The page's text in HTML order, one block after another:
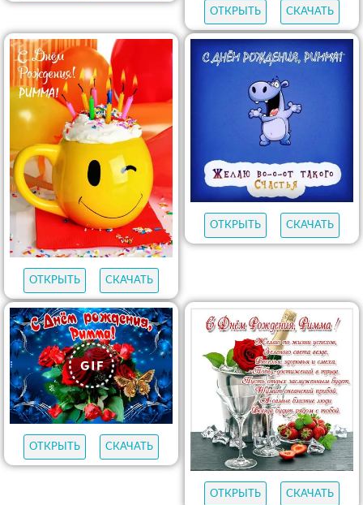
ОТКРЫТЬ СКАЧАТЬ
ОТКРЫТЬ СКАЧАТЬ
ОТКРЫТЬ СКАЧАТЬ
ОТКРЫТЬ СКАЧАТЬ
ОТКРЫТЬ СКАЧАТЬ